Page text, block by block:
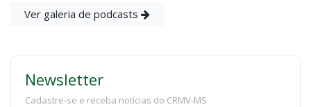
Ver galeria de podcasts
Newsletter
Cadastre-se e receba notícias do CRMV-MS